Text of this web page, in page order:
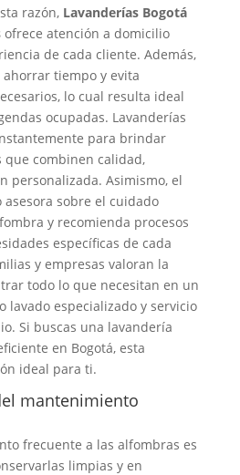
razón, Lavanderías Bogotá
ofrece atención a domicilio
de cada cliente. Además,
tiempo y evita
lo cual resulta ideal
ocupadas. Lavanderías
para brindar
combinen calidad,
personalizada. Asimismo, el
sobre el cuidado
y recomienda procesos
específicas de cada
y empresas valoran la
todo lo que necesitan en un
lavado especializado y servicio
Si buscas una lavandería
en Bogotá, esta
ideal para ti.
mantenimiento
frecuente a las alfombras es
limpias y en